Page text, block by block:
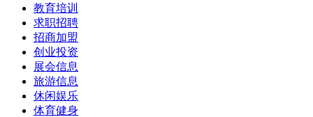
教育培训
求职招聘
招商加盟
创业投资
展会信息
旅游信息
休闲娱乐
体育健身